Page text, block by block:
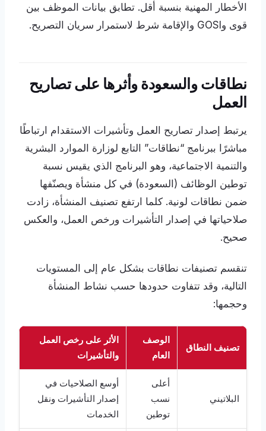
الأخطار المهنية بنسبة أقل. تطابق بيانات الموظف بين
قوى وGOSI والإقامة شرط لاستمرار سريان التصريح.
نطاقات والسعودة وأثرها على تصاريح
العمل
يرتبط إصدار تصاريح العمل وتأشيرات الاستقدام ارتباطًا
مباشرًا ببرنامج “نطاقات” التابع لوزارة الموارد البشرية
والتنمية الاجتماعية، وهو البرنامج الذي يقيس نسبة
توطين الوظائف (السعودة) في كل منشأة ويصنّفها
ضمن نطاقات لونية. كلما ارتفع تصنيف المنشأة، زادت
صلاحياتها في إصدار التأشيرات ورخص العمل، والعكس
صحيح.
تنقسم تصنيفات نطاقات بشكل عام إلى المستويات
التالية، وقد تتفاوت حدودها حسب نشاط المنشأة
وحجمها:
تصنيف النطاق
الوصف
العام
الأثر على رخص العمل
والتأشيرات
البلاتيني
أعلى
نسب
توطين
أوسع الصلاحيات في
إصدار التأشيرات ونقل
الخدمات